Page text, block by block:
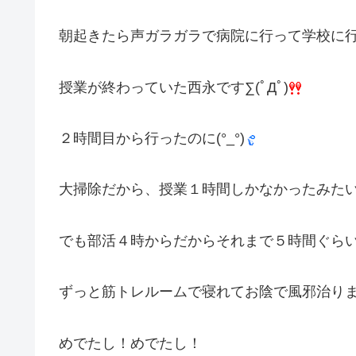
朝起きたら声ガラガラで病院に行って学校に
授業が終わっていた西永です∑(ﾟДﾟ)
２時間目から行ったのに(°_°)
大掃除だから、授業１時間しかなかったみた
でも部活４時からだからそれまで５時間ぐら
ずっと筋トレルームで寝れてお陰で風邪治り
めでたし！めでたし！